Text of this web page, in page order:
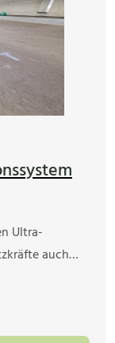
Ultra-
auch…